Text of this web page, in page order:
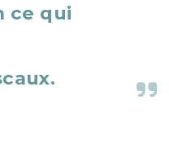
ce qui